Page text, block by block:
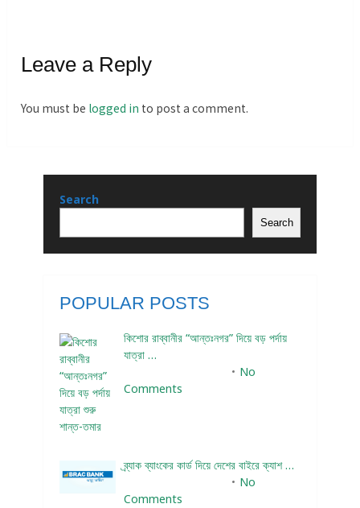
Leave a Reply
You must be logged in to post a comment.
Search
Search
POPULAR POSTS
কিশোর রাব্বানীর “আন্তঃনগর” দিয়ে বড় পর্দায়
যাত্রা …
No
Comments
ব্র্যাক ব্যাংকের কার্ড দিয়ে দেশের বাইরে ক্যাশ …
No
Comments